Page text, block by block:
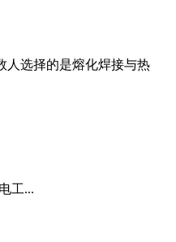
人选择的是熔化焊接与热
工...